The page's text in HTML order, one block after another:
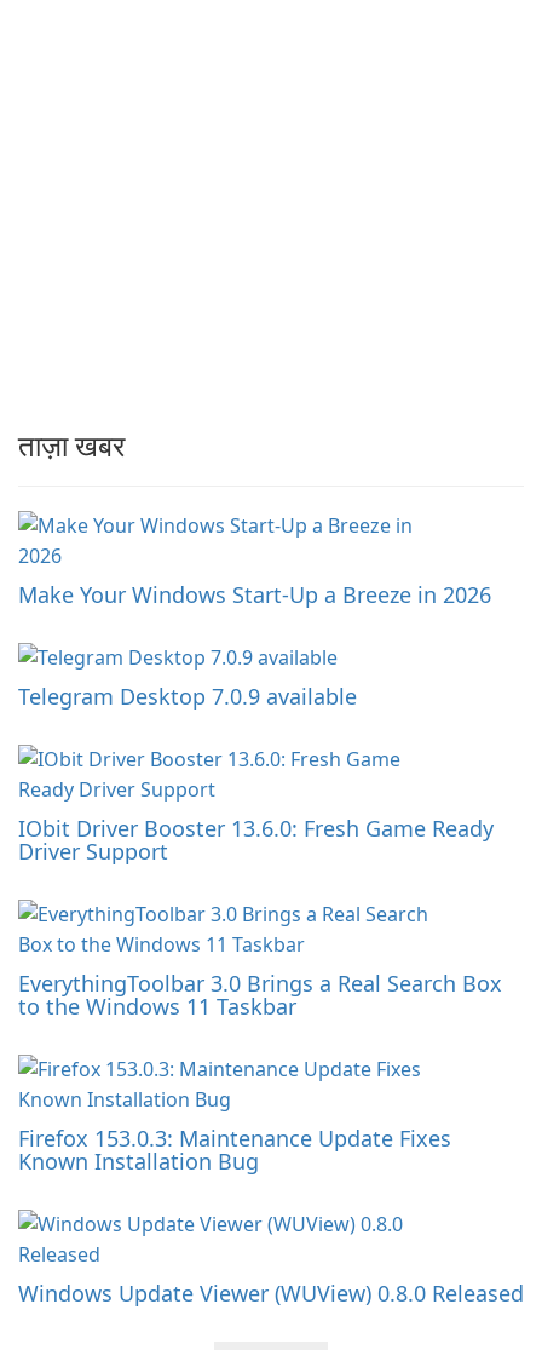
ताज़ा खबर
Make Your Windows Start-Up a Breeze in 2026
Telegram Desktop 7.0.9 available
IObit Driver Booster 13.6.0: Fresh Game Ready
Driver Support
EverythingToolbar 3.0 Brings a Real Search Box
to the Windows 11 Taskbar
Firefox 153.0.3: Maintenance Update Fixes
Known Installation Bug
Windows Update Viewer (WUView) 0.8.0 Released